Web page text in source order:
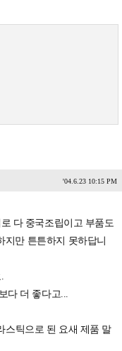
'04.6.23 10:15 PM
다 중국조립이고 부품도
지만 튼튼하지 못하답니
다 더 좋다고...
스틱으로 된 요새 제품 말